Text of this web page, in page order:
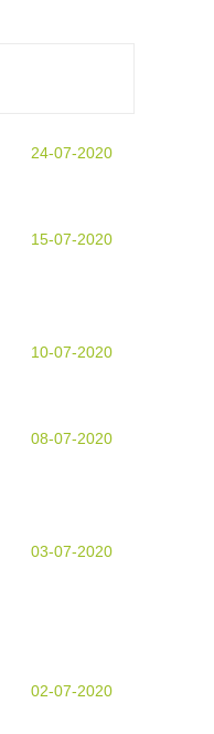
24-07-2020
15-07-2020
10-07-2020
08-07-2020
03-07-2020
02-07-2020